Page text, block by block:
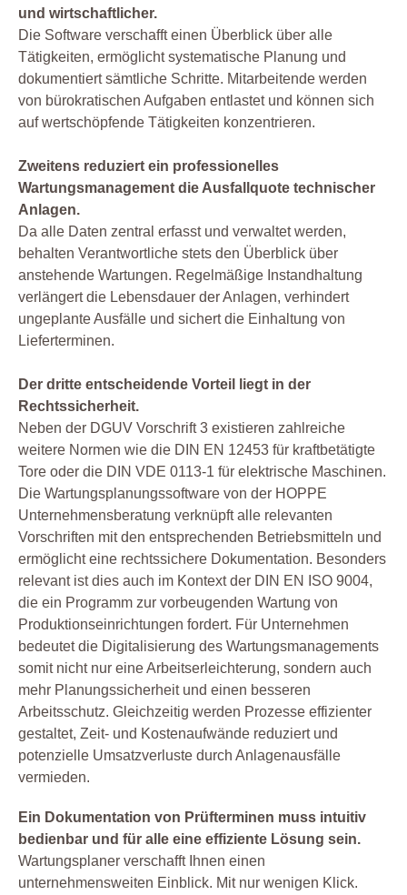
und wirtschaftlicher.
Die Software verschafft einen Überblick über alle
Tätigkeiten, ermöglicht systematische Planung und
dokumentiert sämtliche Schritte. Mitarbeitende werden
von bürokratischen Aufgaben entlastet und können sich
auf wertschöpfende Tätigkeiten konzentrieren.
Zweitens reduziert ein professionelles
Wartungsmanagement die Ausfallquote technischer
Anlagen.
Da alle Daten zentral erfasst und verwaltet werden,
behalten Verantwortliche stets den Überblick über
anstehende Wartungen. Regelmäßige Instandhaltung
verlängert die Lebensdauer der Anlagen, verhindert
ungeplante Ausfälle und sichert die Einhaltung von
Lieferterminen.
Der dritte entscheidende Vorteil liegt in der
Rechtssicherheit.
Neben der DGUV Vorschrift 3 existieren zahlreiche
weitere Normen wie die DIN EN 12453 für kraftbetätigte
Tore oder die DIN VDE 0113-1 für elektrische Maschinen.
Die Wartungsplanungssoftware von der HOPPE
Unternehmensberatung verknüpft alle relevanten
Vorschriften mit den entsprechenden Betriebsmitteln und
ermöglicht eine rechtssichere Dokumentation. Besonders
relevant ist dies auch im Kontext der DIN EN ISO 9004,
die ein Programm zur vorbeugenden Wartung von
Produktionseinrichtungen fordert. Für Unternehmen
bedeutet die Digitalisierung des Wartungsmanagements
somit nicht nur eine Arbeitserleichterung, sondern auch
mehr Planungssicherheit und einen besseren
Arbeitsschutz. Gleichzeitig werden Prozesse effizienter
gestaltet, Zeit- und Kostenaufwände reduziert und
potenzielle Umsatzverluste durch Anlagenausfälle
vermieden.
Ein Dokumentation von Prüfterminen muss intuitiv
bedienbar und für alle eine effiziente Lösung sein.
Wartungsplaner verschafft Ihnen einen
unternehmensweiten Einblick. Mit nur wenigen Klick.